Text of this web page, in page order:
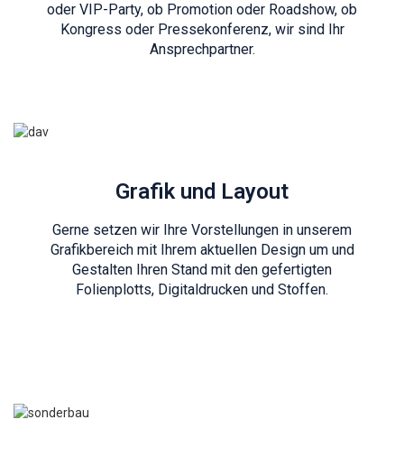
oder VIP-Party, ob Promotion oder Roadshow, ob
Kongress oder Pressekonferenz, wir sind Ihr
Ansprechpartner.
Grafik und Layout
Gerne setzen wir Ihre Vorstellungen in unserem
Grafikbereich mit Ihrem aktuellen Design um und
Gestalten Ihren Stand mit den gefertigten
Folienplotts, Digitaldrucken und Stoffen.